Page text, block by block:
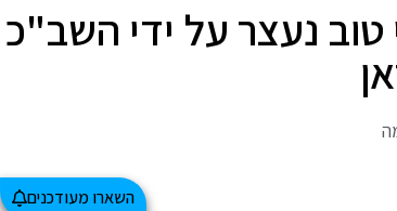
טוב נעצר על ידי השב"כ
השארו מעודכנים